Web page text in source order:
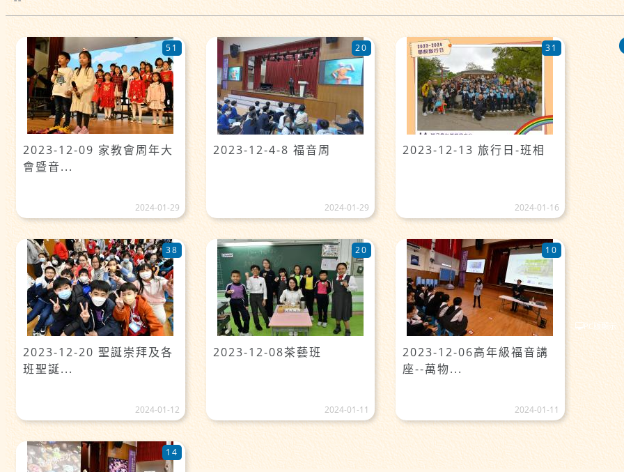
校園相簿
2023-12-09 家教會周年大
會暨音...
51
2024-01-29
2023-12-4-8 福音周
20
2024-01-29
2023-12-13 旅行日-班相
31
2024-01-16
2023-12-20 聖誕崇拜及各
班聖誕...
38
2024-01-12
2023-12-08茶藝班
20
2024-01-11
2023-12-06高年級福音講
座--萬物...
10
2024-01-11
14
PC版顯示